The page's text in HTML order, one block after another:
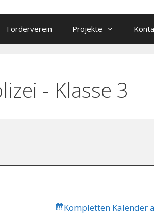
Förderverein Projekte
- Klasse 3
Kompletten Kalender